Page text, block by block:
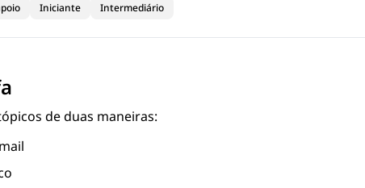
Iniciante Intermediário
de duas maneiras: